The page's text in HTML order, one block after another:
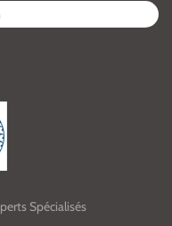
Spécialisés